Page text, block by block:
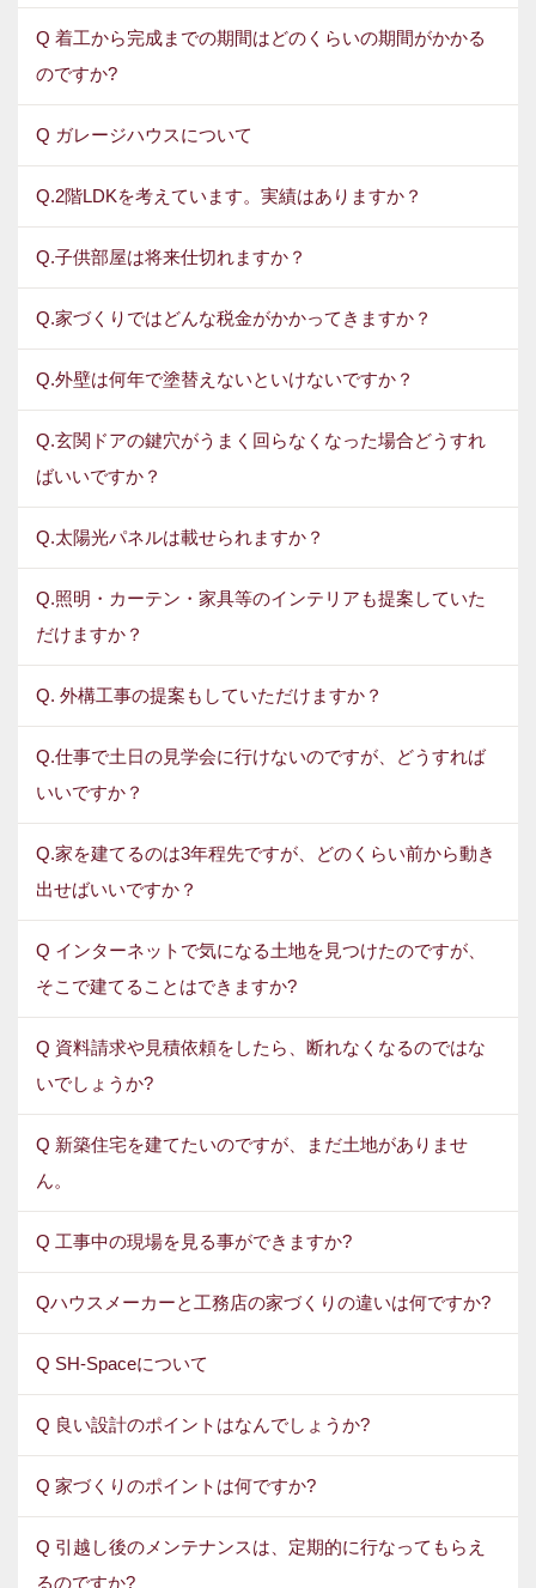
Q 着工から完成までの期間はどのくらいの期間がかかる
のですか?
Q ガレージハウスについて
Q.2階LDKを考えています。実績はありますか？
Q.子供部屋は将来仕切れますか？
Q.家づくりではどんな税金がかかってきますか？
Q.外壁は何年で塗替えないといけないですか？
Q.玄関ドアの鍵穴がうまく回らなくなった場合どうすれ
ばいいですか？
Q.太陽光パネルは載せられますか？
Q.照明・カーテン・家具等のインテリアも提案していた
だけますか？
Q. 外構工事の提案もしていただけますか？
Q.仕事で土日の見学会に行けないのですが、どうすれば
いいですか？
Q.家を建てるのは3年程先ですが、どのくらい前から動き
出せばいいですか？
Q インターネットで気になる土地を見つけたのですが、
そこで建てることはできますか?
Q 資料請求や見積依頼をしたら、断れなくなるのではな
いでしょうか?
Q 新築住宅を建てたいのですが、まだ土地がありませ
ん。
Q 工事中の現場を見る事ができますか?
Qハウスメーカーと工務店の家づくりの違いは何ですか?
Q SH-Spaceについて
Q 良い設計のポイントはなんでしょうか?
Q 家づくりのポイントは何ですか?
Q 引越し後のメンテナンスは、定期的に行なってもらえ
るのですか?